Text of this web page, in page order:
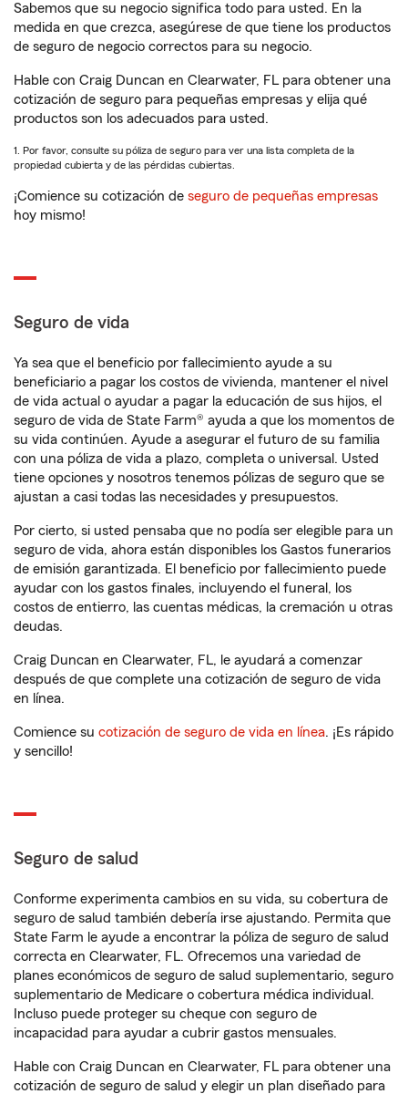
Sabemos que su negocio significa todo para usted. En la
medida en que crezca, asegúrese de que tiene los productos
de seguro de negocio correctos para su negocio.
Hable con Craig Duncan en Clearwater, FL para obtener una
cotización de seguro para pequeñas empresas y elija qué
productos son los adecuados para usted.
1. Por favor, consulte su póliza de seguro para ver una lista completa de la
propiedad cubierta y de las pérdidas cubiertas.
¡Comience su cotización de seguro de pequeñas empresas
hoy mismo!
Seguro de vida
Ya sea que el beneficio por fallecimiento ayude a su
beneficiario a pagar los costos de vivienda, mantener el nivel
de vida actual o ayudar a pagar la educación de sus hijos, el
seguro de vida de State Farm® ayuda a que los momentos de
su vida continúen. Ayude a asegurar el futuro de su familia
con una póliza de vida a plazo, completa o universal. Usted
tiene opciones y nosotros tenemos pólizas de seguro que se
ajustan a casi todas las necesidades y presupuestos.
Por cierto, si usted pensaba que no podía ser elegible para un
seguro de vida, ahora están disponibles los Gastos funerarios
de emisión garantizada. El beneficio por fallecimiento puede
ayudar con los gastos finales, incluyendo el funeral, los
costos de entierro, las cuentas médicas, la cremación u otras
deudas.
Craig Duncan en Clearwater, FL, le ayudará a comenzar
después de que complete una cotización de seguro de vida
en línea.
Comience su cotización de seguro de vida en línea. ¡Es rápido
y sencillo!
Seguro de salud
Conforme experimenta cambios en su vida, su cobertura de
seguro de salud también debería irse ajustando. Permita que
State Farm le ayude a encontrar la póliza de seguro de salud
correcta en Clearwater, FL. Ofrecemos una variedad de
planes económicos de seguro de salud suplementario, seguro
suplementario de Medicare o cobertura médica individual.
Incluso puede proteger su cheque con seguro de
incapacidad para ayudar a cubrir gastos mensuales.
Hable con Craig Duncan en Clearwater, FL para obtener una
cotización de seguro de salud y elegir un plan diseñado para